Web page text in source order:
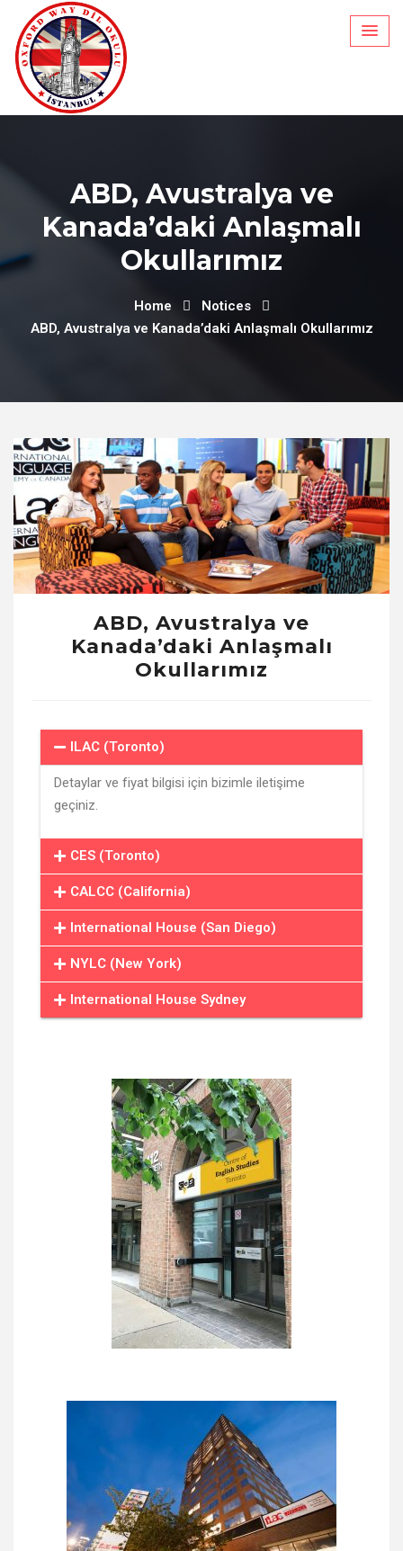
ABD, Avustralya ve
Kanada’daki Anlaşmalı
Okullarımız
Home
Notices
ABD, Avustralya ve Kanada’daki Anlaşmalı Okullarımız
ABD, Avustralya ve
Kanada’daki Anlaşmalı
Okullarımız
ILAC (Toronto)
Detaylar ve fiyat bilgisi için bizimle iletişime
geçiniz.
CES (Toronto)
CALCC (California)
International House (San Diego)
NYLC (New York)
International House Sydney